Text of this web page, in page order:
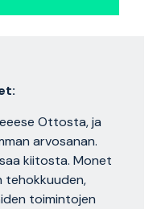
Ottosta, ja
arvosanan.
kiitosta. Monet
tehokkuuden,
toimintojen